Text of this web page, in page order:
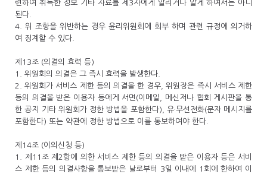
련하여 취득한 정보 기타 자료를 제3자에게 알리거나 알게 하여서는 아니
된다.
4. 위 조항을 위반하는 경우 윤리위원회에 회부 하며 관련 규정에 의거하
여 징계할 수 있다.
제13조 (의결의 효력 등)
1. 위원회의 의결은 그 즉시 효력을 발생한다.
2. 위원회가 서비스 제한 등의 의결을 한 경우, 위원장은 즉시 서비스 제한
등의 의결을 받은 이용자 등에게 서면(이메일, 메신저나 협회 게시판을 통
한 공지 기타 위원회가 정한 방법을 포함한다), 유·무선전화(문자 메시지를
포함한다) 또는 약관에 정한 방법으로 이를 통보하여야 한다.
제14조 (이의신청 등)
1. 제11조 제2항에 의한 서비스 제한 등의 의결을 받은 이용자 등은 서비
스 제한 등의 의결사항을 통보받은 날로부터 3일 이내에 1회에 한하여 이